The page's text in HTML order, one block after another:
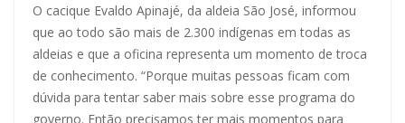
O cacique Evaldo Apinajé, da aldeia São José, informou
que ao todo são mais de 2.300 indígenas em todas as
aldeias e que a oficina representa um momento de troca
de conhecimento. “Porque muitas pessoas ficam com
dúvida para tentar saber mais sobre esse programa do
governo. Então precisamos ter mais momentos para